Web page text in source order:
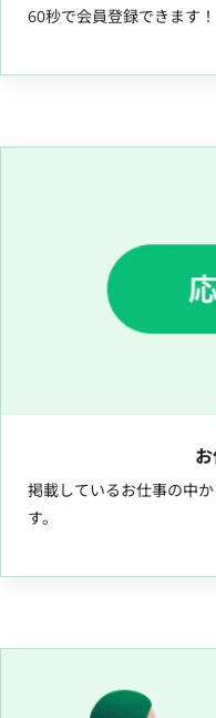
60秒で会員登録できます！
掲載しているお仕事の中
す。